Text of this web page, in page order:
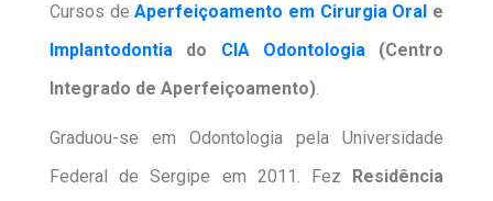
Cursos de Aperfeiçoamento em Cirurgia Oral e
Implantodontia do CIA Odontologia(Centro
Integrado de Aperfeiçoamento).
Graduou-se em Odontologia pela Universidade
Federal de Sergipe em 2011. Fez
Residência